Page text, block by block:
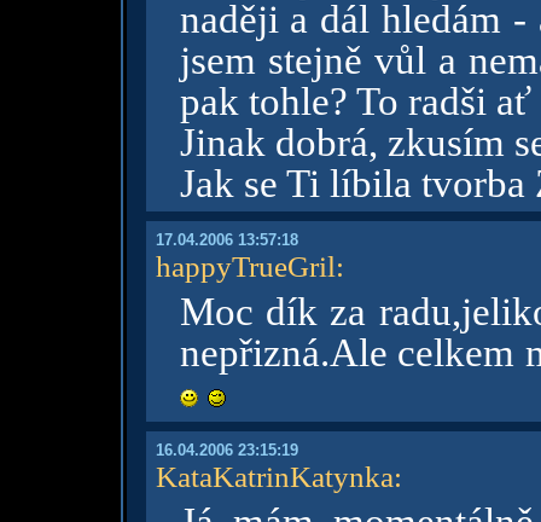
naději a dál hledám -
jsem stejně vůl a
pak tohle? To radši
Jinak dobrá, zkusím
Jak se Ti líbila
17.04.2006 13:57:18
happyTrueGril:
Moc dík za
nepřizná.Ale celkem
16.04.2006 23:15:19
KataKatrinKatynka: